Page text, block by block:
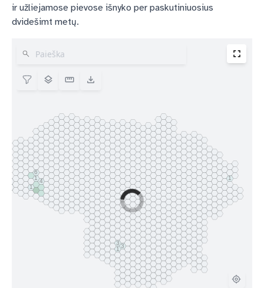
ir užliejamose pievose išnyko per paskutiniuosius
dvidešimt metų.